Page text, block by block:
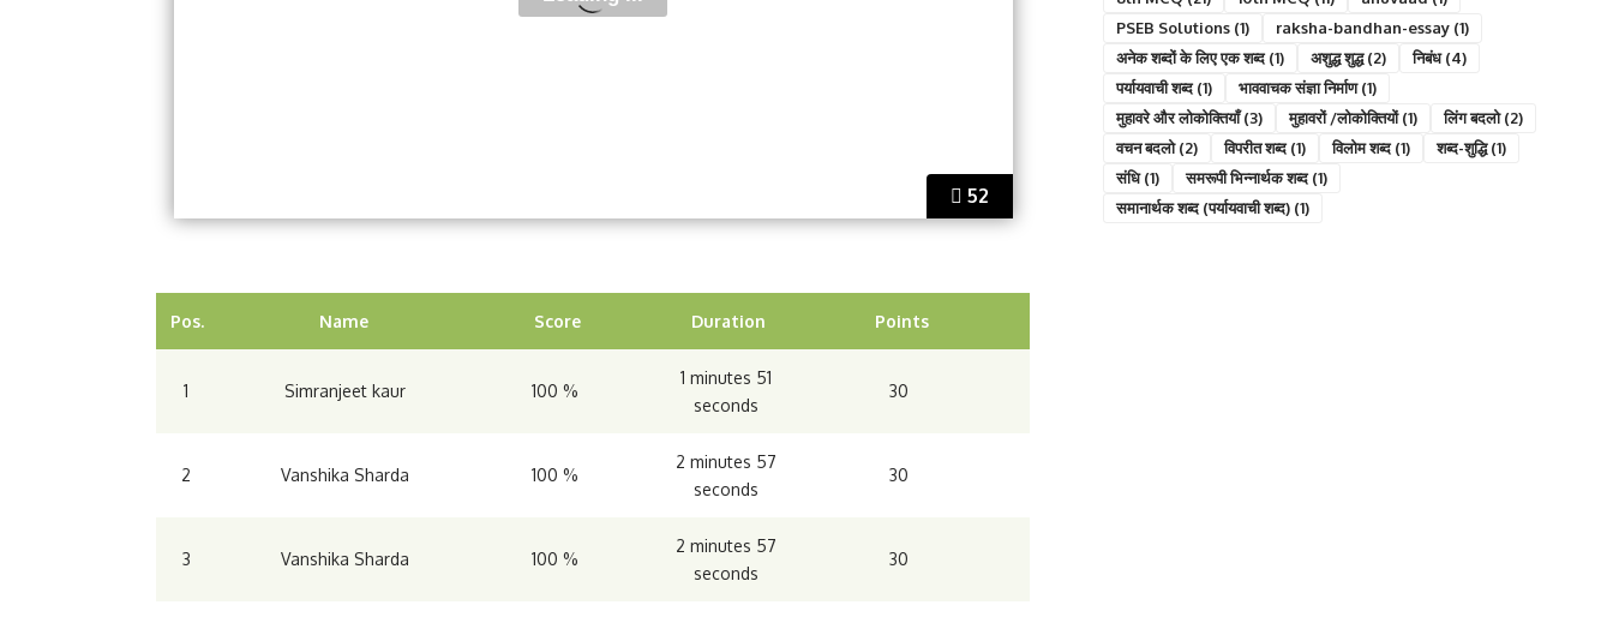
52
Pos. Name Score Duration Points
1 Simranjeet kaur 100 %
1 minutes 51
seconds
30
2 Vanshika Sharda 100 %
2 minutes 57
seconds
30
3 Vanshika Sharda 100 %
2 minutes 57
seconds
30
PSEB Solutions(1) raksha-bandhan-essay(1)
अनेक शब्दों के लिए एक शब्द(1) अशुद्ध शुद्ध(2) निबंध(4)
पर्यायवाची शब्द(1) भाववाचक संज्ञा निर्माण(1)
मुहावरे और लोकोक्तियाँ(3) मुहावरों /लोकोक्तियों(1) लिंग बदलो(2)
वचन बदलो(2) विपरीत शब्द(1) विलोम शब्द(1) शब्द-शुद्धि(1)
संधि(1) समरूपी भिन्नार्थक शब्द(1)
समानार्थक शब्द (पर्यायवाची शब्द)(1)